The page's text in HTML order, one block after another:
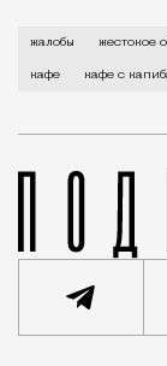
С момента
жалобы жестокое
кафе кафе с